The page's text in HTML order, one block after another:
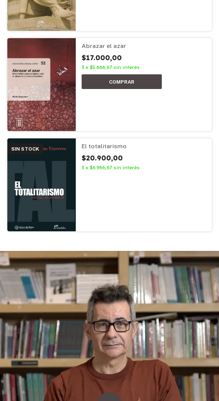
Abrazar el azar
$17.000,00
3 x $5.666,67 sin interés
SIN STOCK El totalitarismo
$20.900,00
3 x $6.966,67 sin interés